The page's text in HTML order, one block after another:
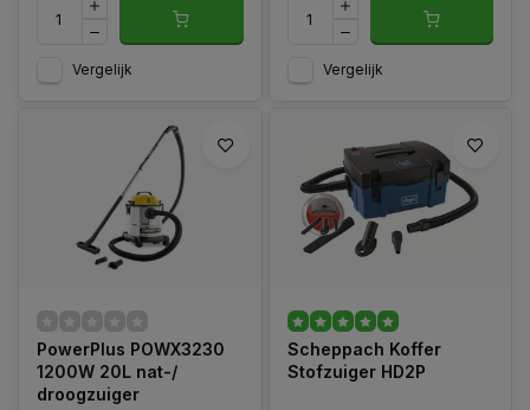
Vergelijk Vergelijk
PowerPlus POWX3230
1200W 20L nat-/
droogzuiger
Scheppach Koffer
Stofzuiger HD2P